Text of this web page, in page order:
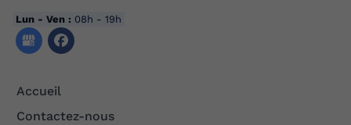
Lun - Ven : 08h - 19h
Accueil
Contactez-nous